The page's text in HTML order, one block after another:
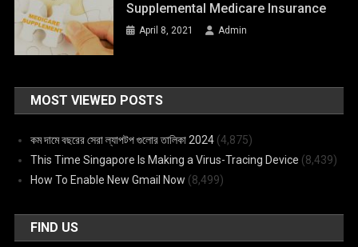
Supplemental Medicare Insurance
April 8, 2021 Admin
MOST VIEWED POSTS
কম দামে বছরের সেরা ল্যাপটপ গুলোর তালিকা 2024 (4,875)
This Time Singapore Is Making a Virus-Tracing Device (8,439)
How To Enable New Gmail Now (8,499)
FIND US